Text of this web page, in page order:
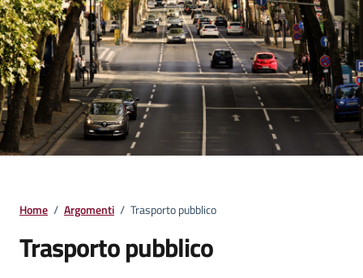
Home / Argomenti / Trasporto pubblico
Trasporto pubblico